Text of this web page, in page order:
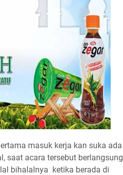
masuk kerja kan suka ada
saat acara tersebut berlangsung
bihalalnya ketika berada di